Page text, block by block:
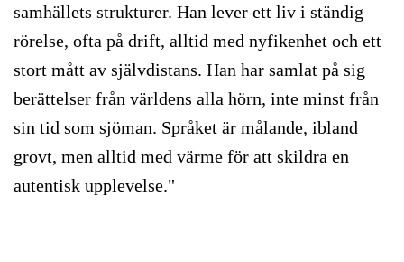
samhällets strukturer. Han lever ett liv i ständig
rörelse, ofta på drift, alltid med nyfikenhet och ett
stort mått av självdistans. Han har samlat på sig
berättelser från världens alla hörn, inte minst från
sin tid som sjöman. Språket är målande, ibland
grovt, men alltid med värme för att skildra en
autentisk upplevelse."